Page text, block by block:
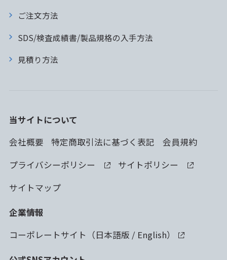
ご注文方法
SDS/検査成績書/製品規格の入手方法
見積り方法
当サイトについて
会社概要
特定商取引法に基づく表記
会員規約
プライバシーポリシー
サイトポリシー
サイトマップ
企業情報
コーポレートサイト（日本語版 / English）